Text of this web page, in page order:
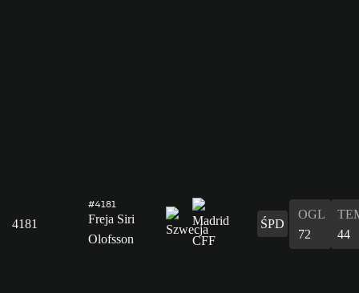
4181
#4181
Freja Siri
Olofsson
ŚPD
OGL
72
44